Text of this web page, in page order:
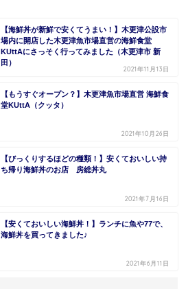
【海鮮丼が新鮮で安くてうまい！】木更津公設市
場内に開店した木更津魚市場直営の海鮮食堂
KUttAにさっそく行ってみました（木更津市 新
田）
2021年11月13日
【もうすぐオープン？】木更津魚市場直営 海鮮食
堂KUttA（クッタ）
2021年10月26日
【びっくりするほどの種類！】安くておいしい持
ち帰り海鮮丼のお店 房総丼丸
2021年7月16日
【安くておいしい海鮮丼！】ランチに魚や77で、
海鮮丼を買ってきました♪
2021年6月11日